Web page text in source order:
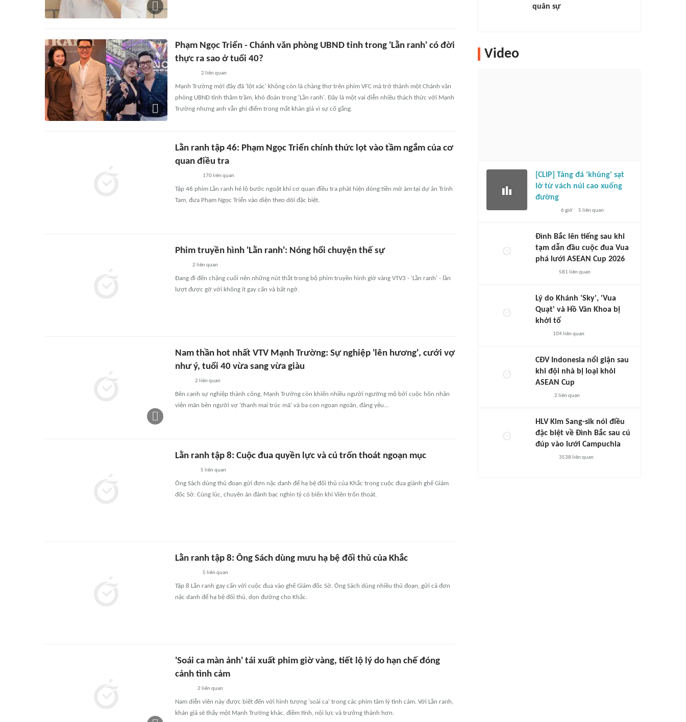
Phạm Ngọc Triển - Chánh văn phòng UBND tỉnh trong 'Lằn ranh' có đời
thực ra sao ở tuổi 40?
2 liên quan
Mạnh Trường mới đây đã 'lột xác' không còn là chàng thơ trên phim VFC mà trở thành một Chánh văn
phòng UBND tỉnh thâm trầm, khó đoán trong 'Lằn ranh'. Đây là một vai diễn nhiều thách thức với Mạnh
Trường nhưng anh vẫn ghi điểm trong mắt khán giả vì sự cố gắng.
Lằn ranh tập 46: Phạm Ngọc Triển chính thức lọt vào tầm ngắm của cơ
quan điều tra
170 liên quan
Tập 46 phim Lằn ranh hé lộ bước ngoặt khi cơ quan điều tra phát hiện dòng tiền mờ ám tại dự án Trinh
Tam, đưa Phạm Ngọc Triển vào diện theo dõi đặc biệt.
Phim truyền hình 'Lằn ranh': Nóng hổi chuyện thế sự
2 liên quan
Đang đi đến chặng cuối nên những nút thắt trong bộ phim truyền hình giờ vàng VTV3 - 'Lằn ranh' - lần
lượt được gỡ với không ít gay cấn và bất ngờ.
Nam thần hot nhất VTV Mạnh Trường: Sự nghiệp 'lên hương', cưới vợ
như ý, tuổi 40 vừa sang vừa giàu
2 liên quan
Bên cạnh sự nghiệp thành công, Mạnh Trường còn khiến nhiều người ngưỡng mộ bởi cuộc hôn nhân
viên mãn bên người vợ 'thanh mai trúc mã' và ba con ngoan ngoãn, đáng yêu...
Lằn ranh tập 8: Cuộc đua quyền lực và cú trốn thoát ngoạn mục
5 liên quan
Ông Sách dùng thủ đoạn gửi đơn nặc danh để hạ bệ đối thủ của Khắc trong cuộc đua giành ghế Giám
đốc Sở. Cùng lúc, chuyên án đánh bạc nghìn tỷ có biến khi Viên trốn thoát.
Lằn ranh tập 8: Ông Sách dùng mưu hạ bệ đối thủ của Khắc
5 liên quan
Tập 8 Lằn ranh gay cấn với cuộc đua vào ghế Giám đốc Sở. Ông Sách dùng nhiều thủ đoạn, gửi cả đơn
nặc danh để hạ bệ đối thủ, dọn đường cho Khắc.
'Soái ca màn ảnh' tái xuất phim giờ vàng, tiết lộ lý do hạn chế đóng
cảnh tình cảm
2 liên quan
Nam diễn viên này được biết đến với hình tượng 'soái ca' trong các phim tâm lý tình cảm. Với Lằn ranh,
khán giả sẽ thấy một Mạnh Trường khác, điềm tĩnh, nội lực và trưởng thành hơn.
quân sự
Video
[CLIP] Tảng đá 'khủng' sạt
lở từ vách núi cao xuống
đường
6 giờ 5 liên quan
Đình Bắc lên tiếng sau khi
tạm dẫn đầu cuộc đua Vua
phá lưới ASEAN Cup 2026
581 liên quan
Lý do Khánh 'Sky', 'Vua
Quạt' và Hồ Văn Khoa bị
khởi tố
104liên quan
CĐV Indonesia nổi giận sau
khi đội nhà bị loại khỏi
ASEAN Cup
2 liên quan
HLV Kim Sang-sik nói điều
đặc biệt về Đình Bắc sau cú
đúp vào lưới Campuchia
3538 liên quan